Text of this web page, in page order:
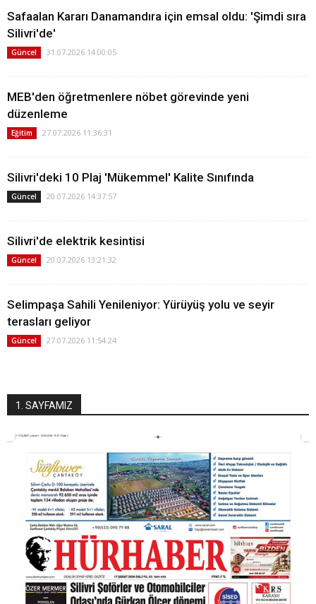
Safaalan Kararı Danamandıra için emsal oldu: 'Şimdi sıra
Silivri'de'
Güncel 31.07.2026 14:00:05
MEB'den öğretmenlere nöbet görevinde yeni
düzenleme
Eğitim 27.07.2026 11:36:31
Silivri'deki 10 Plaj 'Mükemmel' Kalite Sınıfında
Güncel 20.07.2026 14:37:57
Silivri'de elektrik kesintisi
Güncel 20.07.2026 13:21:32
Selimpaşa Sahili Yenileniyor: Yürüyüş yolu ve seyir
terasları geliyor
Güncel 27.07.2026 11:54:24
1. SAYFAMIZ